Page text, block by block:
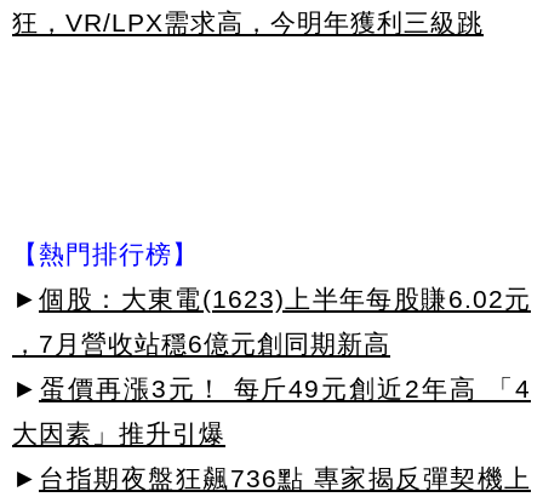
狂，VR/LPX需求高，今明年獲利三級跳
【熱門排行榜】
► 個股：大東電(1623)上半年每股賺6.02元
，7月營收站穩6億元創同期新高
► 蛋價再漲3元！ 每斤49元創近2年高 「4
大因素」推升引爆
► 台指期夜盤狂飆736點 專家揭反彈契機上